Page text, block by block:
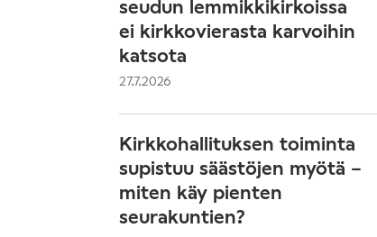
seudun lemmikkikirkoissa
ei kirkkovierasta karvoihin
katsota
27.7.2026
Kirkkohallituksen toiminta
supistuu säästöjen myötä −
miten käy pienten
seurakuntien?